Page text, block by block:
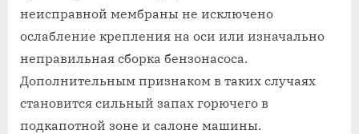
неисправной мембраны не исключено
ослабление крепления на оси или изначально
неправильная сборка бензонасоса.
Дополнительным признаком в таких случаях
становится сильный запах горючего в
подкапотной зоне и салоне машины.